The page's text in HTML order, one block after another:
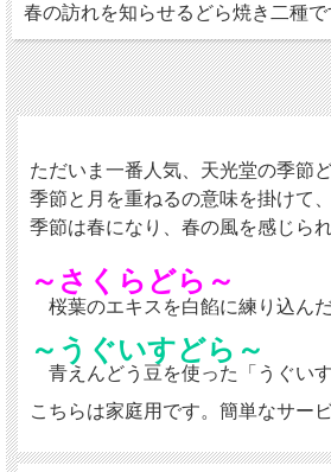
春の訪れを知らせるどら焼き二種で
ただいま一番人気、天光堂の季節
季節と月を重ねるの意味を掛けて
季節は春になり、春の風を感じら
～さくらどら～
桜葉のエキスを白餡に練り込ん
～うぐいすどら～
青えんどう豆を使った「うぐい
こちらは家庭用です。簡単なサー